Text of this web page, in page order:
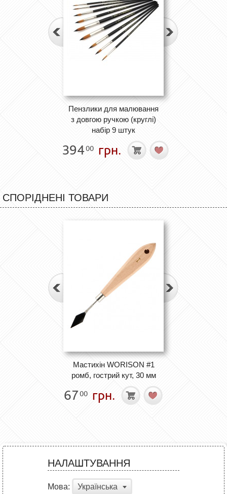
Пензлики для малювання
з довгою ручкою (круглі)
набір 9 штук
39400 грн.
СПОРІДНЕНІ ТОВАРИ
Мастихін WORISON #1
ромб, гострий кут, 30 мм
6700 грн.
НАЛАШТУВАННЯ
Мова: Українська